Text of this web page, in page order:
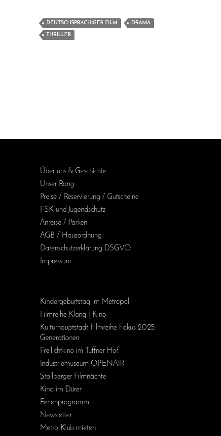
DEUTSCHSPRACHIGER FILM DRAMA
THRILLER
Über uns & Geschichte
Unser Rang
Preise / Reservierung / Gutscheine
FSK und Jugendschutz
Anreise / Parken
AGB / Haus­ordnung
Daten­schutz­erklärung DSGVO
Impressum
Kinder­geburts­tag im Metropol
Filmreihe Klang | Kino
Kulturhauptstadt Filmreihe Fokus 2025:
Generationen
Freilichtkino im Tuffner Hof
Industriemuseum OPENAIR
Stollberger Filmnächte
Kino im Dürer
Ferienprogramm
Newsletter
Metro Klub mieten